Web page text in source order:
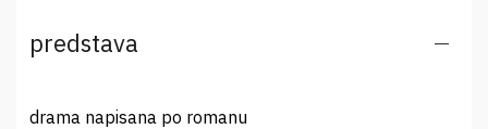
predstava
drama napisana po romanu